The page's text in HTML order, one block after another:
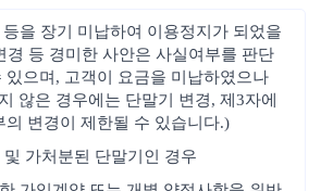
을 장기 미납하여 이용정지가 되었을
경 등 경미한 사안은 사실여부를 판단
있으며, 고객이 요금을 미납하였으나
않은 경우에는 단말기 변경, 제3자에
의 변경이 제한될 수 있습니다.)
및 가처분된 단말기인 경우